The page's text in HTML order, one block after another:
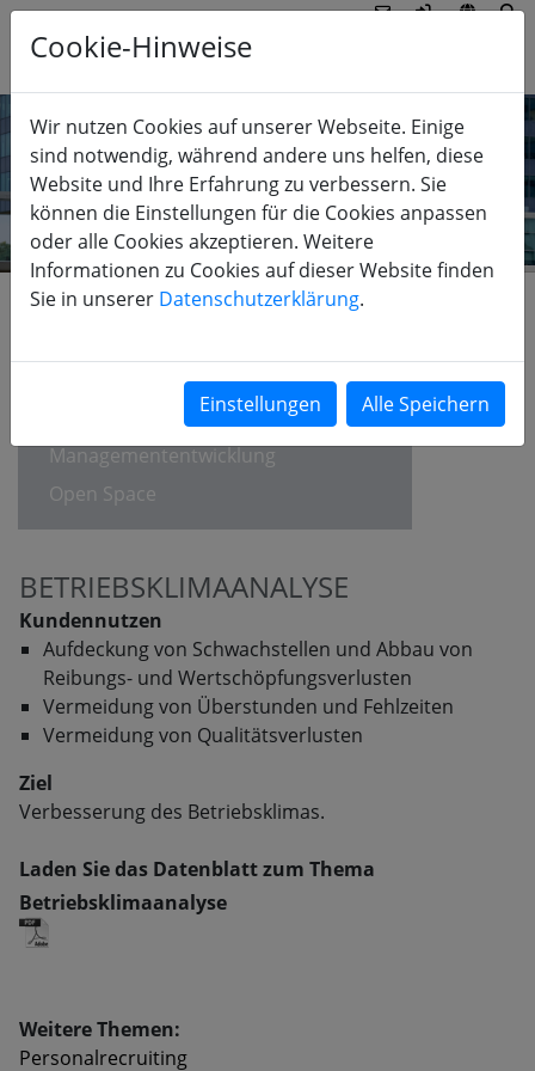
Betriebsklimaanalyse
Hochleistungsteams
Managemententwicklung
Open Space
BETRIEBSKLIMAANALYSE
Kundennutzen
Aufdeckung von Schwachstellen und Abbau von
Reibungs- und Wertschöpfungsverlusten
Vermeidung von Überstunden und Fehlzeiten
Vermeidung von Qualitätsverlusten
Ziel
Verbesserung des Betriebsklimas.
Laden Sie das Datenblatt zum Thema
Betriebsklimaanalyse
Weitere Themen:
Personalrecruiting
Cookie-Hinweise
Wir nutzen Cookies auf unserer Webseite. Einige
sind notwendig, während andere uns helfen, diese
Website und Ihre Erfahrung zu verbessern. Sie
können die Einstellungen für die Cookies anpassen
oder alle Cookies akzeptieren. Weitere
Informationen zu Cookies auf dieser Website finden
Sie in unserer Datenschutzerklärung.